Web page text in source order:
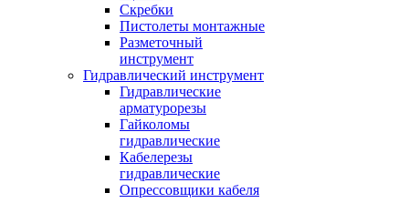
Скребки
Пистолеты монтажные
Разметочный
инструмент
Гидравлический инструмент
Гидравлические
арматурорезы
Гайколомы
гидравлические
Кабелерезы
гидравлические
Опрессовщики кабеля